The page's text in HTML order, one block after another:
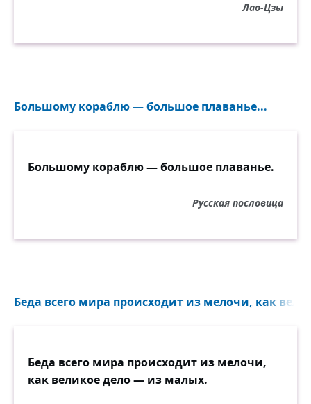
Лао-Цзы
Большому кораблю — большое плаванье...
Большому кораблю — большое плаванье.
Русская пословица
Беда всего мира происходит из мелочи, как
Беда всего мира происходит из мелочи,
как великое дело — из малых.